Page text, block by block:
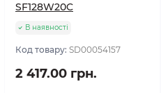
SF128W20C
В наявності
Код товару: SD00054157
2 417.00 грн.